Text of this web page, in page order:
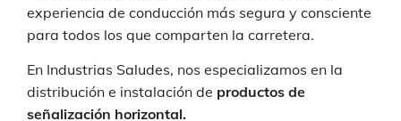
experiencia de conducción más segura y consciente
para todos los que comparten la carretera.
En Industrias Saludes, nos especializamos en la
distribución e instalación de productos de
señalización horizontal.